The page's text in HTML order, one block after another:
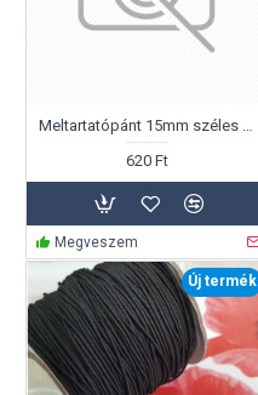
Meltartatópánt 15mm széles fekete színben!
620 Ft
Megveszem
Új termék